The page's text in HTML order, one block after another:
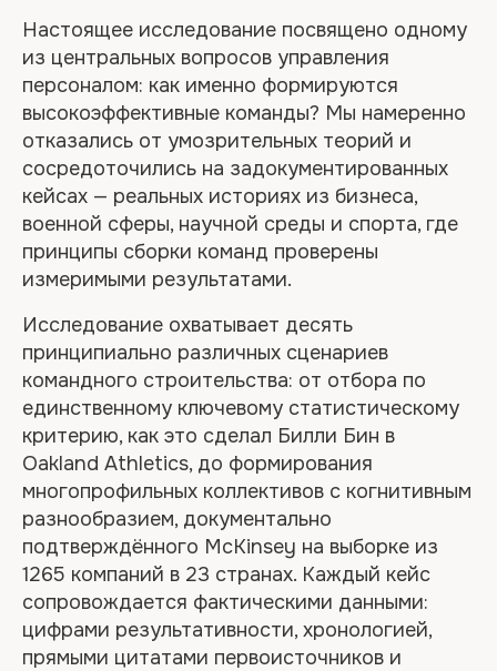
Настоящее исследование посвящено одному
из центральных вопросов управления
персоналом: как именно формируются
высокоэффективные команды? Мы намеренно
отказались от умозрительных теорий и
сосредоточились на задокументированных
кейсах — реальных историях из бизнеса,
военной сферы, научной среды и спорта, где
принципы сборки команд проверены
измеримыми результатами.
Исследование охватывает десять
принципиально различных сценариев
командного строительства: от отбора по
единственному ключевому статистическому
критерию, как это сделал Билли Бин в
Oakland Athletics, до формирования
многопрофильных коллективов с когнитивным
разнообразием, документально
подтверждённого McKinsey на выборке из
1265 компаний в 23 странах. Каждый кейс
сопровождается фактическими данными:
цифрами результативности, хронологией,
прямыми цитатами первоисточников и